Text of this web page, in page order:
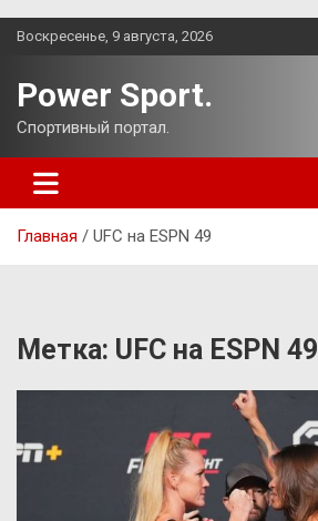
Перейти
Воскресенье, 9 августа, 2026
Power Sport.
Спортивный портал.
Главная UFC на ESPN 49
Метка: UFC на ESPN 49